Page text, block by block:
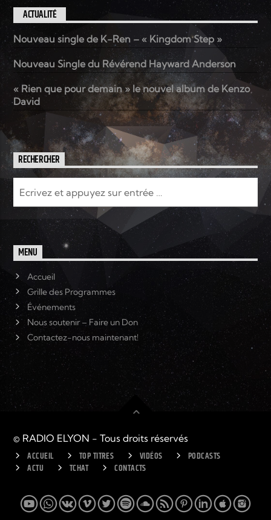
ACTUALITÉ
Nouveau single de K-Ren – « Kingdom Step »
Nouveau Single du Révérend Hayward Anderson
« Rien que pour demain » le nouvel album de Kenzo
David
RECHERCHER
MENU
Accueil
Grille des Programmes
Événements
Nous soutenir – Faire un Don
Contactez-nous maintenant!
© RADIO ELYON - Tous droits réservés
ACCUEIL TOP TITRES VIDÉOS
PODCASTS
ACTU
TCHAT CONTACTS